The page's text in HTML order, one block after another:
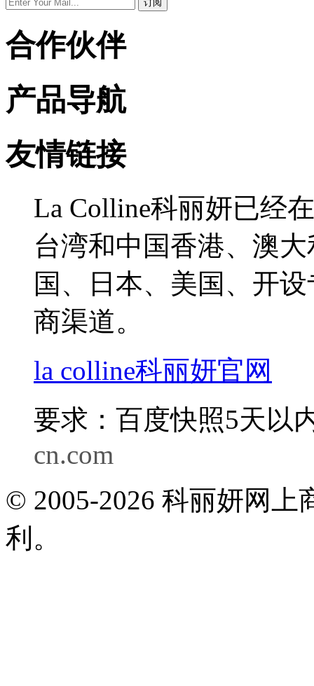
合作伙伴
产品导航
友情链接
La Colline科丽妍已经
台湾和中国香港、澳
国、日本、美国、开
商渠道。
la colline科丽妍官网
要求：百度快照5天以
cn.com
© 2005-2026 科丽妍网
利。